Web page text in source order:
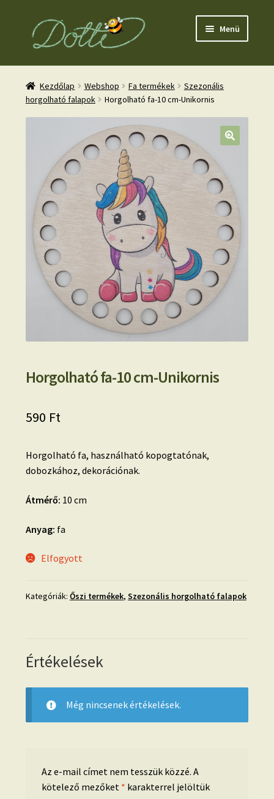
Ugrás
Kilépés
Menü
Kezdőlap Webshop Fa termékek
Szezonális
horgolható falapok
Horgolható fa-10 cm-Unikornis
Horgolható fa-10 cm-Unikornis
590 Ft
Horgolható fa, használható kopogtatónak,
dobozkához, dekorációnak.
Átmérő: 10 cm
Anyag: fa
Elfogyott
Kategóriák: Őszi termékek, Szezonális horgolható falapok
Értékelések
Még nincsenek értékelések.
Az e-mail címet nem tesszük közzé. A
kötelező mezőket * karakterrel jelöltük